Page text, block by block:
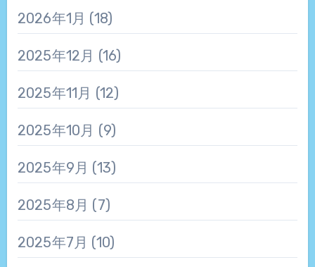
2026年1月 (18)
2025年12月 (16)
2025年11月 (12)
2025年10月 (9)
2025年9月 (13)
2025年8月 (7)
2025年7月 (10)